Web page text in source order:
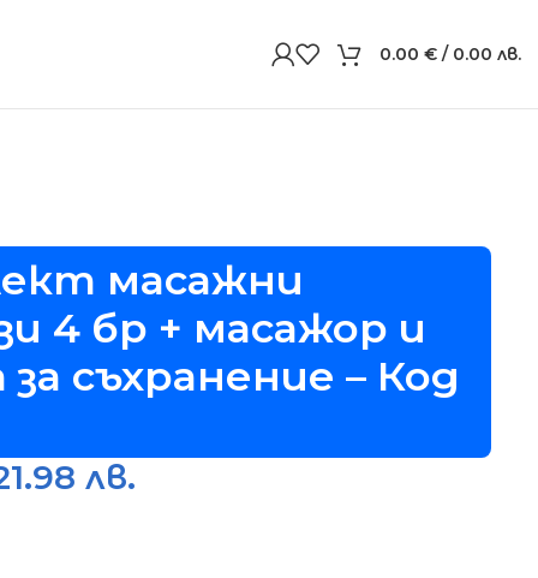
0.00 € / 0.00 лв.
масажни
4 бр + масажор и
съхранение – Код
лв.